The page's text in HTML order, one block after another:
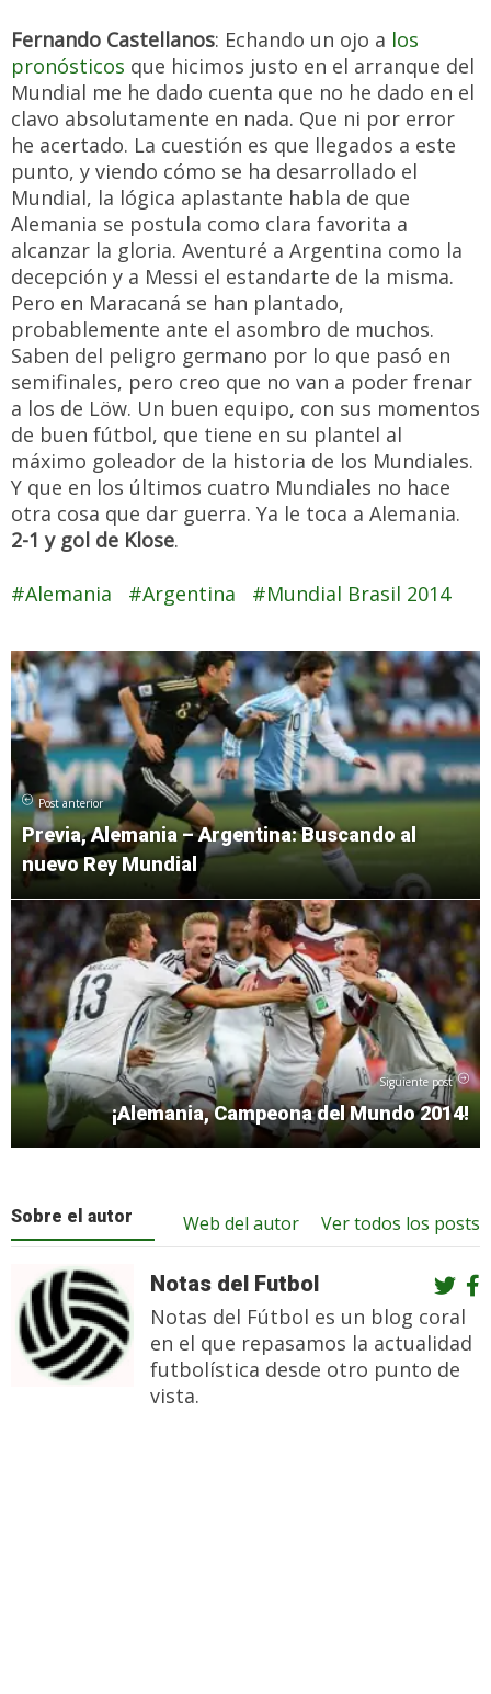
Fernando Castellanos: Echando un ojo a los
pronósticos que hicimos justo en el arranque del
Mundial me he dado cuenta que no he dado en el
clavo absolutamente en nada. Que ni por error
he acertado. La cuestión es que llegados a este
punto, y viendo cómo se ha desarrollado el
Mundial, la lógica aplastante habla de que
Alemania se postula como clara favorita a
alcanzar la gloria. Aventuré a Argentina como la
decepción y a Messi el estandarte de la misma.
Pero en Maracaná se han plantado,
probablemente ante el asombro de muchos.
Saben del peligro germano por lo que pasó en
semifinales, pero creo que no van a poder frenar
a los de Löw. Un buen equipo, con sus momentos
de buen fútbol, que tiene en su plantel al
máximo goleador de la historia de los Mundiales.
Y que en los últimos cuatro Mundiales no hace
otra cosa que dar guerra. Ya le toca a Alemania.
2-1 y gol de Klose.
Alemania Argentina Mundial Brasil 2014
Post anterior
Previa, Alemania – Argentina: Buscando al
nuevo Rey Mundial
Siguiente post
¡Alemania, Campeona del Mundo 2014!
Sobre el autor Ver todos los posts
Web del autor
Notas del Futbol
Notas del Fútbol es un blog coral
en el que repasamos la actualidad
futbolística desde otro punto de
vista.